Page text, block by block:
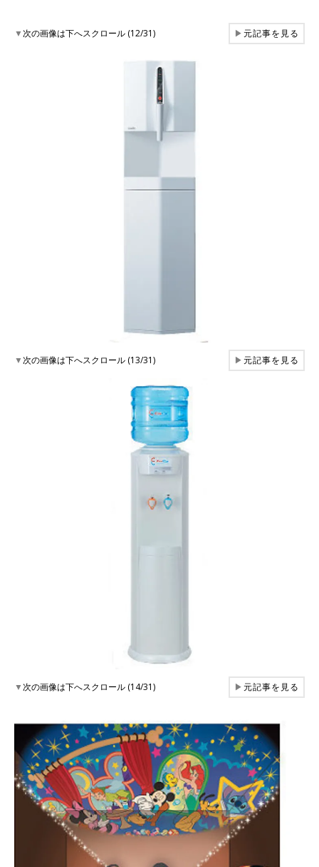
▼次の画像は下へスクロール (12/31) ▶元記事を見る
▼次の画像は下へスクロール (13/31) ▶元記事を見る
▼次の画像は下へスクロール (14/31) ▶元記事を見る